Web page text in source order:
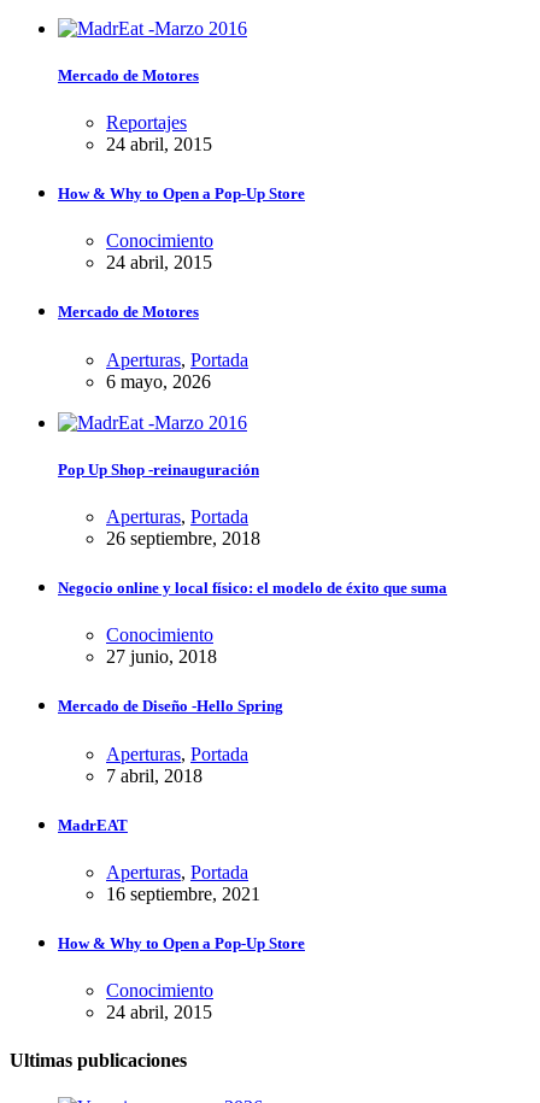
Mercado de Motores
Reportajes
24 abril, 2015
How & Why to Open a Pop-Up Store
Conocimiento
24 abril, 2015
Mercado de Motores
Aperturas, Portada
6 mayo, 2026
Pop Up Shop -reinauguración
Aperturas, Portada
26 septiembre, 2018
Negocio online y local físico: el modelo de éxito que suma
Conocimiento
27 junio, 2018
Mercado de Diseño -Hello Spring
Aperturas, Portada
7 abril, 2018
MadrEAT
Aperturas, Portada
16 septiembre, 2021
How & Why to Open a Pop-Up Store
Conocimiento
24 abril, 2015
Ultimas publicaciones